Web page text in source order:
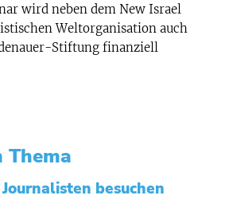
wird neben dem New Israel
Weltorganisation auch
Stiftung finanziell
Thema
besuchen